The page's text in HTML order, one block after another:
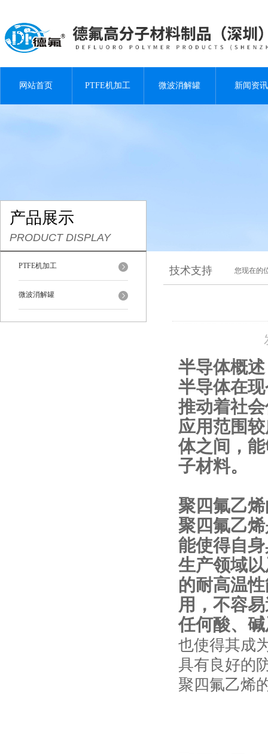
网站首页 PTFE机加工 微波消解罐 新闻资讯
产品展示
PRODUCT DISPLAY
PTFE机加工
微波消解罐
技术支持 您现在的
半导体概述
半导体在
推动着社
应用范围
体之间，
子材料。
聚四氟乙
聚四氟乙
能使得自
生产领域
的耐高温
用，不容
任何酸、
也使得其成
具有良好的
聚四氟乙烯